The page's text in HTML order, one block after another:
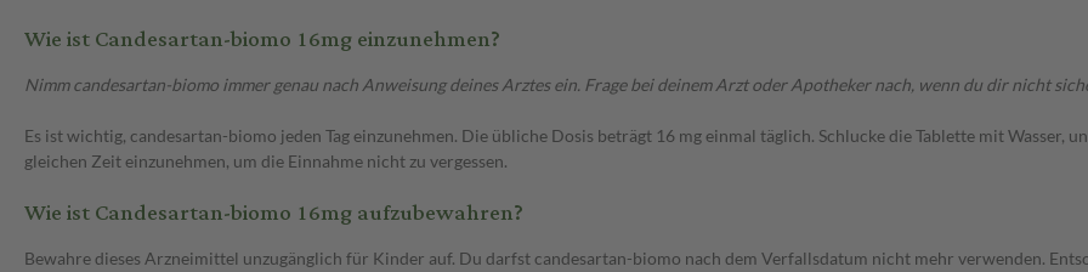
Wie ist Candesartan-biomo 16mg einzunehmen?
Nimm candesartan-biomo immer genau nach Anweisung deines Arztes ein. Frage bei deinem Arzt oder Apotheker nach, wenn du dir nicht
Es ist wichtig, candesartan-biomo jeden Tag einzunehmen. Die übliche Dosis beträgt 16 mg einmal täglich. Schlucke die Tablette mit Wasser,
gleichen Zeit einzunehmen, um die Einnahme nicht zu vergessen.
Wie ist Candesartan-biomo 16mg aufzubewahren?
Bewahre dieses Arzneimittel unzugänglich für Kinder auf. Du darfst candesartan-biomo nach dem Verfallsdatum nicht mehr verwenden.